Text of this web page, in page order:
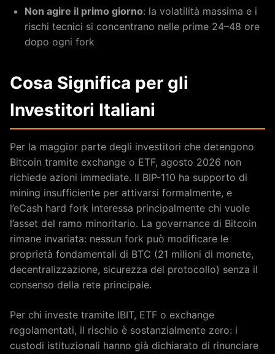
Non agire il primo giorno: la volatilità massima e i
rischi tecnici si concentrano nelle prime 24–48 ore
dopo ogni fork
Cosa Significa per gli
Investitori Italiani
Per la maggior parte degli investitori che detengono
Bitcoin tramite exchange o ETF, agosto 2026 non
richiede azioni immediate. Il BIP-110 ha supporto di
mining insufficiente per attivarsi formalmente, e
l’eCash hard fork interessa principalmente chi vuole
l’asset del ramo minoritario. La governance di Bitcoin
rimane invariata: nessun fork può modificare le
proprietà fondamentali di BTC (21 milioni di monete,
decentralizzazione, sicurezza del protocollo) senza il
consenso della rete principale.
Per chi investe tramite IBIT, ETF o exchange
regolamentati, il rischio è sostanzialmente zero: i
custodi istituzionali hanno già dichiarato di rinunciare